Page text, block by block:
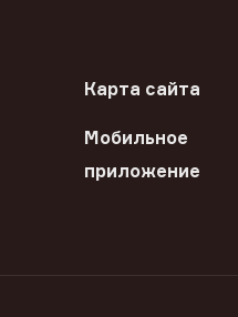
Карта сайта
Мобильное
приложение